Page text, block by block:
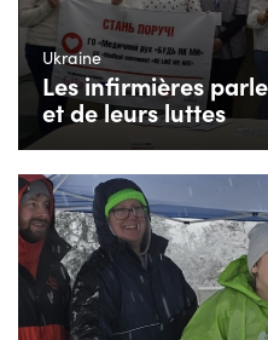
Ukraine
Les infirmières
et de leurs luttes